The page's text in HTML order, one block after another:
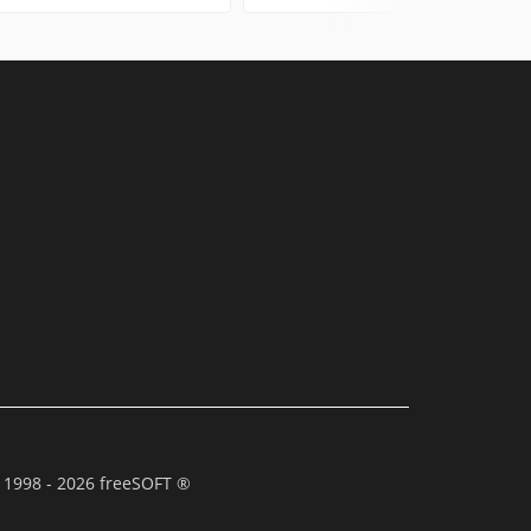
- 2026 freeSOFT ®